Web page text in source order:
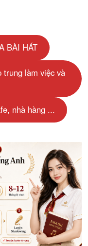
BÀI HÁT
trung làm việc và
nhà hàng ...